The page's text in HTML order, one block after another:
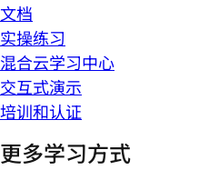
文档
实操练习
混合云学习中心
交互式演示
培训和认证
更多学习方式